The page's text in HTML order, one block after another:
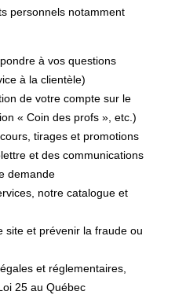
personnels notamment
à vos questions
à la clientèle)
de votre compte sur le
« Coin des profs », etc.)
tirages et promotions
et des communications
demande
notre catalogue et
site et prévenir la fraude ou
et réglementaires,
25 au Québec